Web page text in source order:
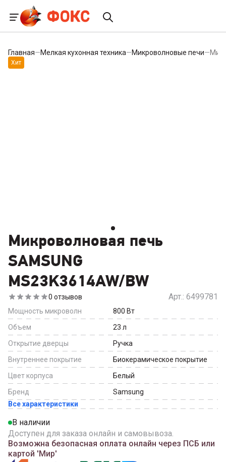
Главная—Мелкая кухонная техника—Микроволновые печи—
Хит
Микроволновая печь
SAMSUNG
MS23K3614AW/BW
0 отзывов Арт.: 6499781
Мощность микроволн 800 Вт
Объем
23 л
Открытие дверцы
Ручка
Внутреннее покрытие
Биокерамическое покрытие
Цвет корпуса
Белый
Бренд
Samsung
Все характеристики
В наличии
Доступен для заказа онлайн и самовывоза.
Возможна безопасная оплата онлайн через ПСБ или
картой 'Мир'